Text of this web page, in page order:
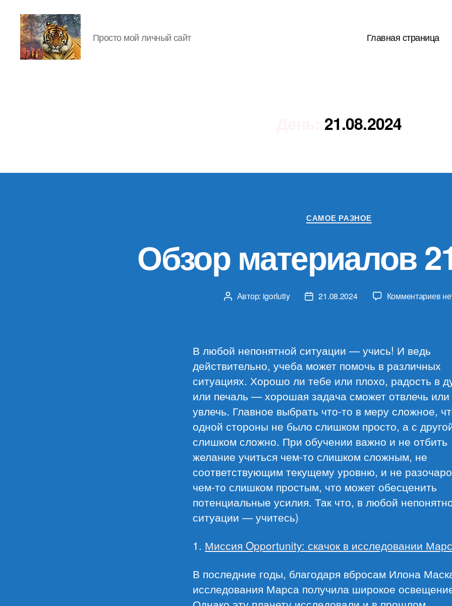
Просто мой личный сайт Главная страница
21.08.2024
Рубрики
САМОЕ РАЗНОЕ
Обзор материалов
Автор
Автор: igorlutiy
Дата21.08.2024 Комментариевк
В любой непонятной ситуации — учись! И ведь
действительно, учеба может помочь в различных
ситуациях. Хорошо ли тебе или плохо, радость в
или печаль — хорошая задача сможет отвлечь или
увлечь. Главное выбрать что-то в меру сложное,
одной стороны не было слишком просто, а с
слишком сложно. При обучении важно и не отбить
желание учиться чем-то слишком сложным, не
соответствующим текущему уровню, и не
чем-то слишком простым, что может обесценить
потенциальные усилия. Так что, в любой
ситуации — учитесь)
1. Миссия Opportunity: скачок в исследовании
В последние годы, благодаря вбросам Илона
исследования Марса получила широкое